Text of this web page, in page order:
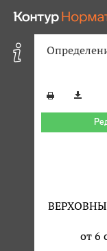
от 6